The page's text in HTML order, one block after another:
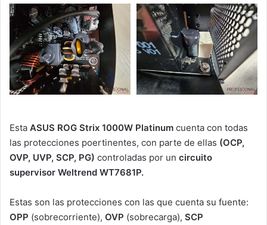
Esta ASUS ROG Strix 1000W Platinum cuenta con todas
las protecciones poertinentes, con parte de ellas (OCP,
OVP, UVP, SCP, PG) controladas por un circuito
supervisor Weltrend WT7681P.
Estas son las protecciones con las que cuenta su fuente:
OPP (sobrecorriente), OVP (sobrecarga), SCP